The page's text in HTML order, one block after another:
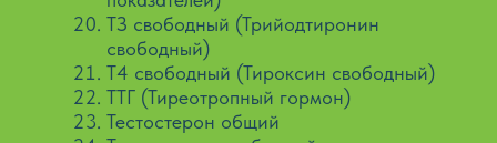
ТЗ свободный (Трийодтиронин
свободный)
Т4 свободный (Тироксин свободный)
TТГ (Тиреотропный гормон)
Тестостерон общий